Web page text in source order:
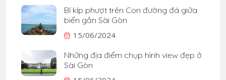
Bí kíp phượt trên Con đường đá giữa
biển gần Sài Gòn
15/06/2024
Những địa điểm chụp hình view đẹp ở
Sài Gòn